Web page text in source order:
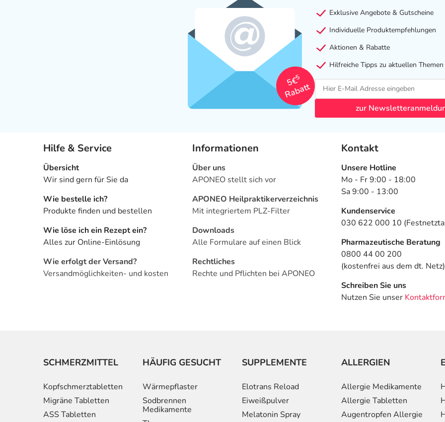
5€
5
Rabatt
Exklusive Angebote & Gutscheine
Individuelle Produktempfehlungen
Aktionen & Rabatte
Hilfreiche Tipps zu aktuellen Themen
zur
Hilfe & Service
Übersicht
Wir sind gern für Sie da
Wie bestelle ich?
Produkte finden und bestellen
Wie löse ich ein Rezept ein?
Alles zur Online-Einlösung
Wie erfolgt der Versand?
Versandmöglichkeiten- und kosten
Informationen
Über uns
APONEO stellt sich vor
APONEO Heilpraktikerverzeichnis
Mit integriertem PLZ-Filter
Downloads
Alle Formulare auf einen Blick
Rechtliches
Rechte und Pflichten bei APONEO
Kontakt
Unsere Hotline
Mo - Fr 9:00 - 18:00
Sa 9:00 - 13:00
Kundenservice
030 622 000 10
Pharmazeutische Beratung
0800 44 00 200
(kostenfrei aus dem dt. Netz)
Schreiben Sie uns
Nutzen Sie unser
SCHMERZMITTEL
Kopfschmerztabletten
Migräne Tabletten
ASS Tabletten
HÄUFIG GESUCHT
Wärmepflaster
Sodbrennen
Medikamente
SUPPLEMENTE
Elotrans Reload
Eiweißpulver
Melatonin Spray
ALLERGIEN
Allergie Medikamente
Allergie Tabletten
Augentropfen Allergie